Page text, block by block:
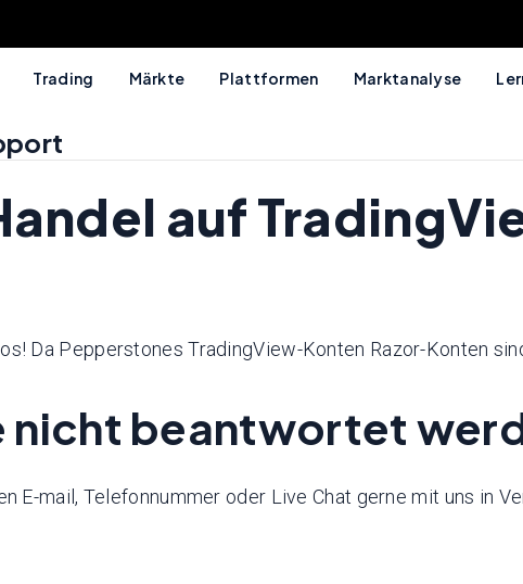
Trading Märkte Plattformen Marktanalyse
auf
Da Pepperstones TradingView-Konten Razor-Konten
nicht beantwortet
E-mail, Telefonnummer oder Live Chat gerne mit uns in